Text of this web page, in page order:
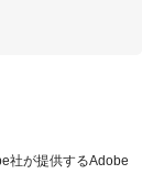
社が提供するAdobe